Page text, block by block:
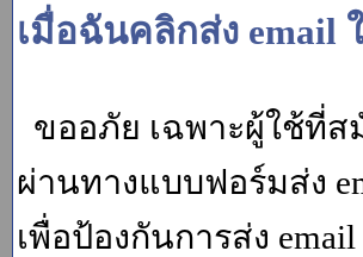
เมื่อฉันคลิกส่ง email
ขออภัย เฉพาะผู้ใช้ที่ส
ผ่านทางแบบฟอร์มส่ง
เพื่อป้องกันการส่ง